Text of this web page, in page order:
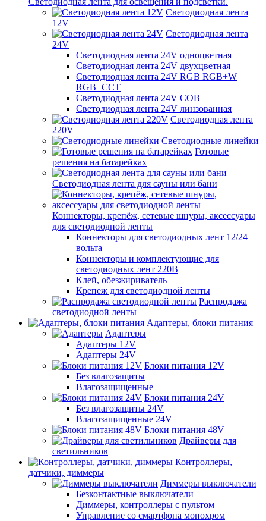
Светодиодная лента
12V
Светодиодная лента
24V
Светодиодная лента 24V одноцветная
Светодиодная лента 24V двухцветная
Светодиодная лента 24V RGB RGB+W
RGB+CCT
Светодиодная лента 24V COB
Светодиодная лента 24V линзованная
Светодиодная лента
220V
Светодиодные линейки
Готовые
решения на батарейках
Светодиодная лента для сауны или бани
Коннекторы, крепёж, сетевые шнуры, аксессуары
для светодиодной ленты
Коннекторы для светодиодных лент 12/24
вольта
Коннекторы и комплектующие для
светодиодных лент 220В
Клей, обезжириватель
Крепеж для светодиодной ленты
Распродажа
светодиодной ленты
Адаптеры, блоки питания
Адаптеры
Адаптеры 12V
Адаптеры 24V
Блоки питания 12V
Без влагозащиты
Влагозащищенные
Блоки питания 24V
Без влагозащиты 24V
Влагозащищенные 24V
Блоки питания 48V
Драйверы для
светильников
Контроллеры,
датчики, диммеры
Диммеры выключатели
Безконтактные выключатели
Диммеры, контроллеры с пультом
Управление со смартфона монохром